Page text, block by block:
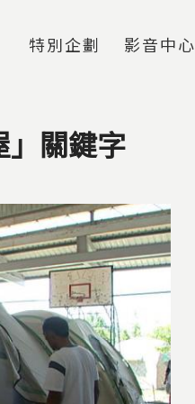
特別企劃 影音中心
」關鍵字